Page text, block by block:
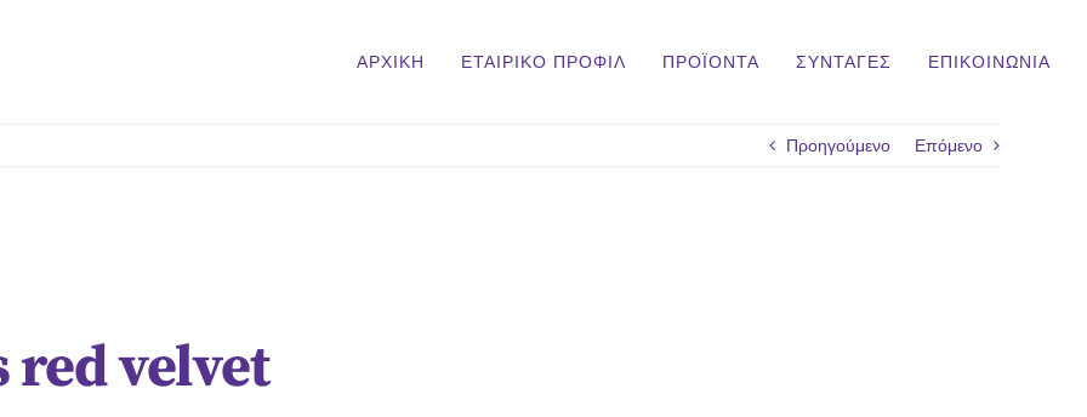
ΑΡΧΙΚΗ ΕΤΑΙΡΙΚΟ ΠΡΟΦΙΛ ΠΡΟΪΟΝΤΑ ΣΥΝΤΑΓΕΣ ΕΠΙΚΟΙΝΩΝΙΑ
Προηγούμενο Επόμενο
red velvet